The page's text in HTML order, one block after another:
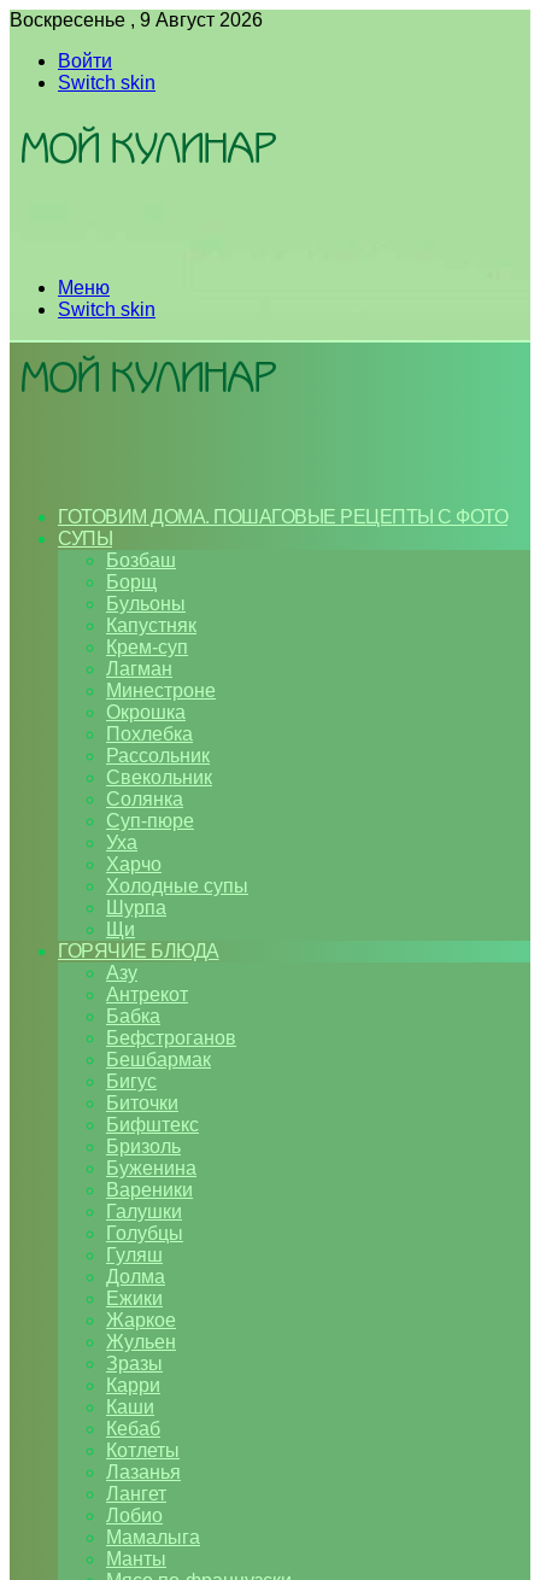
Воскресенье , 9 Август 2026
Войти
Switch skin
Меню
Switch skin
ГОТОВИМ ДОМА. ПОШАГОВЫЕ РЕЦЕПТЫ С ФОТО
СУПЫ
Бозбаш
Борщ
Бульоны
Капустняк
Крем-суп
Лагман
Минестроне
Окрошка
Похлебка
Рассольник
Свекольник
Солянка
Суп-пюре
Уха
Харчо
Холодные супы
Шурпа
Щи
ГОРЯЧИЕ БЛЮДА
Азу
Антрекот
Бабка
Бефстроганов
Бешбармак
Бигус
Биточки
Бифштекс
Бризоль
Буженина
Вареники
Галушки
Голубцы
Гуляш
Долма
Ежики
Жаркое
Жульен
Зразы
Карри
Каши
Кебаб
Котлеты
Лазанья
Лангет
Лобио
Мамалыга
Манты